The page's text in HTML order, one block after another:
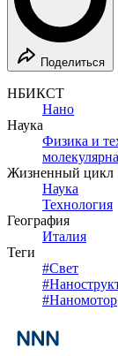
Поделиться
НБИКСТ
Нано
Наука
Физика и
Жизненный цикл
Наука
Технология
География
Италия
Теги
#Свет
#
#Наномотор